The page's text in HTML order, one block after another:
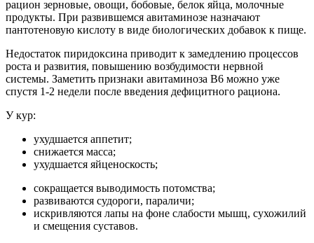
рацион зерновые, овощи, бобовые, белок яйца, молочные
продукты. При развившемся авитаминозе назначают
пантотеновую кислоту в виде биологических добавок к пище.
Недостаток пиридоксина приводит к замедлению процессов
роста и развития, повышению возбудимости нервной
системы. Заметить признаки авитаминоза В6 можно уже
спустя 1-2 недели после введения дефицитного рациона.
У кур:
ухудшается аппетит;
снижается масса;
ухудшается яйценоскость;
сокращается выводимость потомства;
развиваются судороги, параличи;
искривляются лапы на фоне слабости мышц, сухожилий
и смещения суставов.